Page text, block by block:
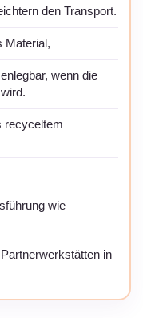
den Transport.
Material,
wenn die
recyceltem
wie
in